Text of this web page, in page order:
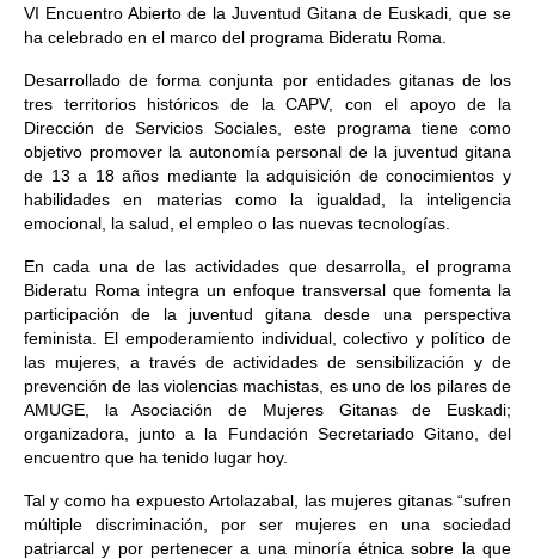
VI Encuentro Abierto de la Juventud Gitana de Euskadi, que se
ha celebrado en el marco del programa Bideratu Roma.
Desarrollado de forma conjunta por entidades gitanas de los
tres territorios históricos de la CAPV, con el apoyo de la
Dirección de Servicios Sociales, este programa tiene como
objetivo promover la autonomía personal de la juventud gitana
de 13 a 18 años mediante la adquisición de conocimientos y
habilidades en materias como la igualdad, la inteligencia
emocional, la salud, el empleo o las nuevas tecnologías.
En cada una de las actividades que desarrolla, el programa
Bideratu Roma integra un enfoque transversal que fomenta la
participación de la juventud gitana desde una perspectiva
feminista. El empoderamiento individual, colectivo y político de
las mujeres, a través de actividades de sensibilización y de
prevención de las violencias machistas, es uno de los pilares de
AMUGE, la Asociación de Mujeres Gitanas de Euskadi;
organizadora, junto a la Fundación Secretariado Gitano, del
encuentro que ha tenido lugar hoy.
Tal y como ha expuesto Artolazabal, las mujeres gitanas “sufren
múltiple discriminación, por ser mujeres en una sociedad
patriarcal y por pertenecer a una minoría étnica sobre la que